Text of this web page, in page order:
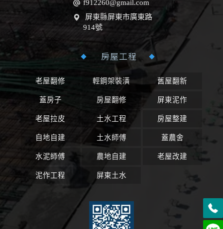
f912260@gmail.com
屏東縣屏東市廣東路
914號
房屋工程
老屋翻修 輕鋼架裝潢 舊屋翻新
蓋房子 房屋翻修 屏東泥作
老屋拉皮 土水工程 房屋整建
自地自建 土水師傅 蓋農舍
水泥師傅 農地自建 老屋改建
泥作工程 屏東土水